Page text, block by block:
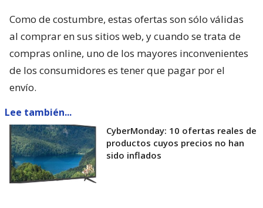
Como de costumbre, estas ofertas son sólo válidas
al comprar en sus sitios web, y cuando se trata de
compras online, uno de los mayores inconvenientes
de los consumidores es tener que pagar por el
envío.
Lee también...
CyberMonday: 10 ofertas reales de
productos cuyos precios no han
sido inflados